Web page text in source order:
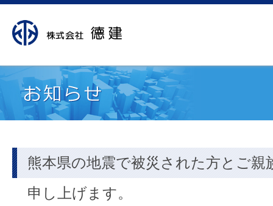
熊本県の地震で被災された方とご親
申し上げます。